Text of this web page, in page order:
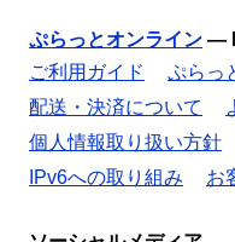
ぷらっとオンライン —
ご利用ガイド
ぷらっ
配送・決済について
個人情報取り扱い方針
IPv6への取り組み
お